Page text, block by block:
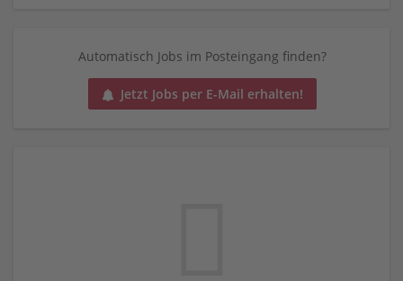
Automatisch Jobs im Posteingang finden?
Jetzt Jobs per E-Mail erhalten!